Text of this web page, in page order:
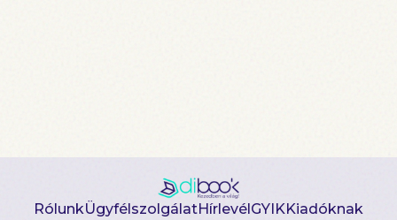
RólunkÜgyfélszolgálatHírlevélGYIKKiadóknak